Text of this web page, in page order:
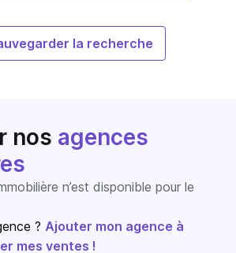
la recherche
nos agences
n’est disponible pour le
? Ajouter mon agence à
mes ventes !